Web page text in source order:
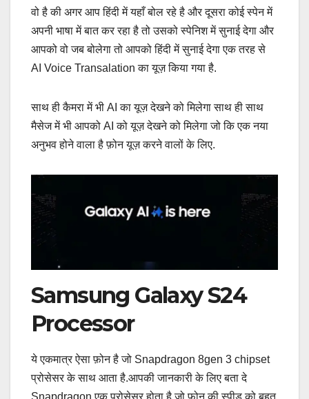
वो है की अगर आप हिंदी में यहाँ बोल रहे है और दूसरा कोई स्पेन में
अपनी भाषा में बात कर रहा है तो उसको स्पेनिश में सुनाई देगा और
आपको वो जब बोलेगा तो आपको हिंदी में सुनाई देगा एक तरह से
AI Voice Transalation का यूज़ किया गया है.
साथ ही कैमरा में भी AI का यूज़ देखने को मिलेगा साथ ही साथ
मैसेज में भी आपको AI को यूज़ देखने को मिलेगा जो कि एक नया
अनुभव होने वाला है फ़ोन यूज़ करने वालों के लिए.
Samsung Galaxy S24
Processor
ये एकमात्र ऐसा फ़ोन है जो Snapdragon 8gen 3 chipset
प्रोसेसर के साथ आता है.आपकी जानकारी के लिए बता दे